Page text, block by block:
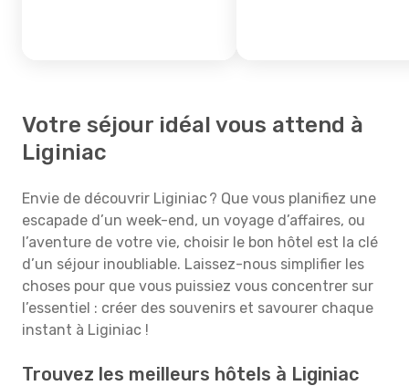
Votre séjour idéal vous attend à
Liginiac
Envie de découvrir Liginiac ? Que vous planifiez une
escapade d’un week-end, un voyage d’affaires, ou
l’aventure de votre vie, choisir le bon hôtel est la clé
d’un séjour inoubliable. Laissez-nous simplifier les
choses pour que vous puissiez vous concentrer sur
l’essentiel : créer des souvenirs et savourer chaque
instant à Liginiac !
Trouvez les meilleurs hôtels à Liginiac